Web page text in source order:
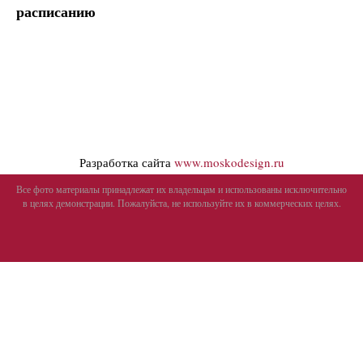
расписанию
Разработка сайта www.moskodesign.ru
Все фото материалы принадлежат их владельцам и использованы исключительно
в целях демонстрации. Пожалуйста, не используйте их в коммерческих целях.